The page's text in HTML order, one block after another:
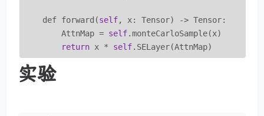
    def forward(
self, x: Tensor) -> Tensor:
        AttnMap =
self.monteCarloSample(x)
return x * self.SELayer(AttnMap)
实验